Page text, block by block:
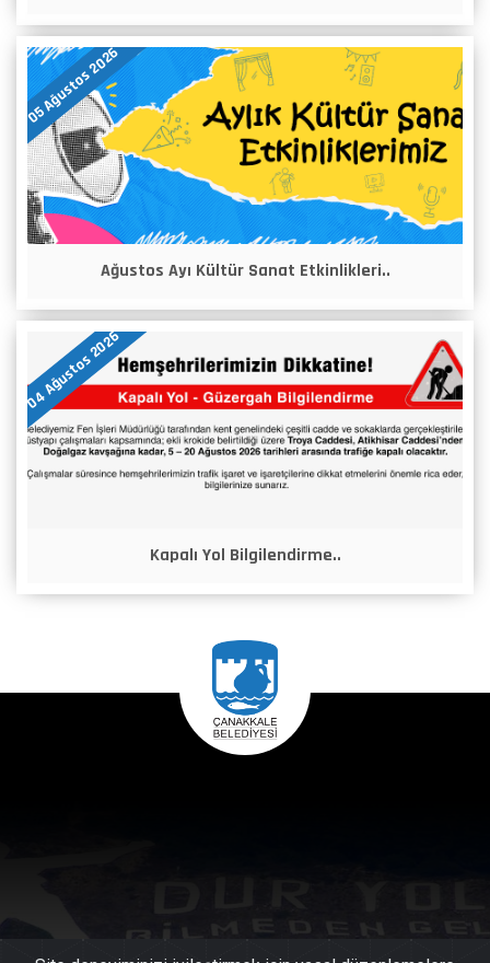
05 Ağustos 2026
Ağustos Ayı Kültür Sanat Etkinlikleri..
04 Ağustos 2026
Kapalı Yol Bilgilendirme..